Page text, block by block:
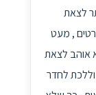
לצאת
, מעט
אוהב לצאת
לחדר